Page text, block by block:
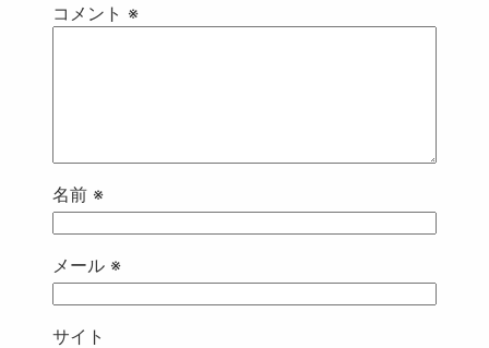
コメント ※
名前 ※
メール ※
サイト